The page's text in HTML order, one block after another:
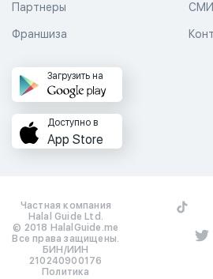
СМИ
Партнеры
Франшиза
Загрузить на
Доступно в
App Store
Частная компания
Halal Guide Ltd.
© 2018 HalalGuide.me
Все права защищены.
БИН/ИИН
210240900176
Политика